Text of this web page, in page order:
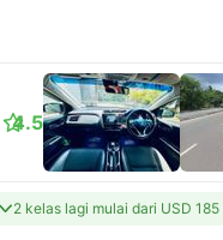
4.5
2 kelas lagi mulai dari USD 185